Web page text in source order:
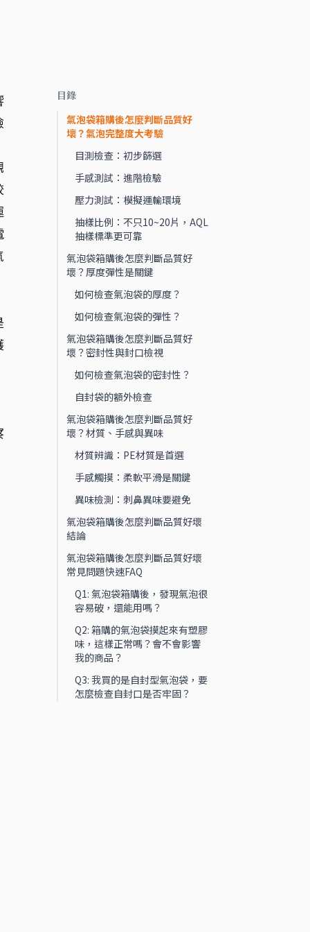
目錄
氣泡袋箱購後怎麼判斷品質好
壞？氣泡完整度大考驗
目測檢查：初步篩選
手感測試：進階檢驗
壓力測試：模擬運輸環境
抽樣比例：不只10~20片，AQL
抽樣標準更可靠
氣泡袋箱購後怎麼判斷品質好
壞？厚度彈性是關鍵
如何檢查氣泡袋的厚度？
如何檢查氣泡袋的彈性？
氣泡袋箱購後怎麼判斷品質好
壞？密封性與封口檢視
如何檢查氣泡袋的密封性？
自封袋的額外檢查
氣泡袋箱購後怎麼判斷品質好
壞？材質、手感與異味
材質辨識：PE材質是首選
手感觸摸：柔軟平滑是關鍵
異味檢測：刺鼻異味要避免
氣泡袋箱購後怎麼判斷品質好壞
結論
氣泡袋箱購後怎麼判斷品質好壞
常見問題快速FAQ
Q1: 氣泡袋箱購後，發現氣泡很
容易破，還能用嗎？
Q2: 箱購的氣泡袋摸起來有塑膠
味，這樣正常嗎？會不會影響
我的商品？
Q3: 我買的是自封型氣泡袋，要
怎麼檢查自封口是否牢固？